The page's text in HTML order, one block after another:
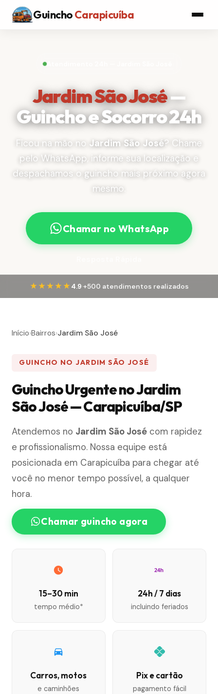
GuinchoCarapicuíba
Atendimento 24h — Jardim São José
Jardim São José—
Guincho e Socorro 24h
Ficou na mão no Jardim São José? Chame
pelo WhatsApp, informe sua localização e
despachamos o guincho mais próximo agora
mesmo.
Chamar no WhatsApp
★★★★★ 4.9·+500 atendimentos realizados
Início›Bairros›Jardim São José
GUINCHO NO JARDIM SÃO JOSÉ
Guincho Urgente no Jardim
São José — Carapicuíba/SP
Atendemos no Jardim São José com rapidez
e profissionalismo. Nossa equipe está
posicionada em Carapicuíba para chegar até
você no menor tempo possível, a qualquer
hora.
Chamar guincho agora
15–30 min
tempo médio*
24h
24h / 7 dias
incluindo feriados
Carros, motos
e caminhões
Pix e cartão
pagamento fácil